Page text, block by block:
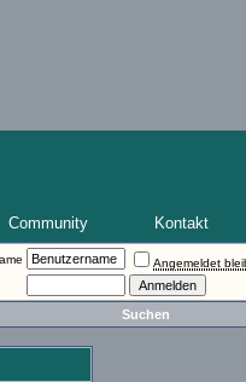
Community Kontakt
Angemeldet
Suchen